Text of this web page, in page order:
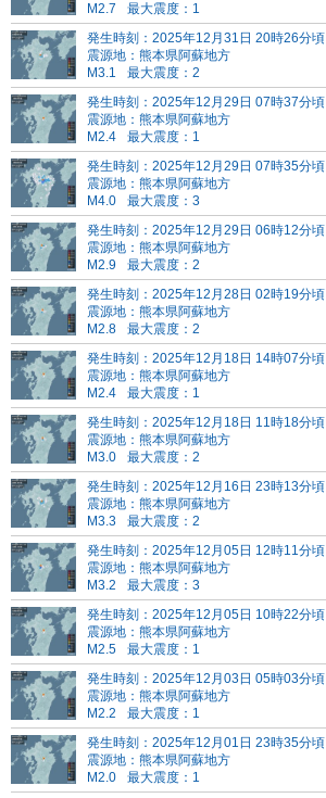
M2.7
最大震度：1
発生時刻：2025年12月31日 20時26分頃
震源地：熊本県阿蘇地方
M3.1
最大震度：2
発生時刻：2025年12月29日 07時37分頃
震源地：熊本県阿蘇地方
M2.4
最大震度：1
発生時刻：2025年12月29日 07時35分頃
震源地：熊本県阿蘇地方
M4.0
最大震度：3
発生時刻：2025年12月29日 06時12分頃
震源地：熊本県阿蘇地方
M2.9
最大震度：2
発生時刻：2025年12月28日 02時19分頃
震源地：熊本県阿蘇地方
M2.8
最大震度：2
発生時刻：2025年12月18日 14時07分頃
震源地：熊本県阿蘇地方
M2.4
最大震度：1
発生時刻：2025年12月18日 11時18分頃
震源地：熊本県阿蘇地方
M3.0
最大震度：2
発生時刻：2025年12月16日 23時13分頃
震源地：熊本県阿蘇地方
M3.3
最大震度：2
発生時刻：2025年12月05日 12時11分頃
震源地：熊本県阿蘇地方
M3.2
最大震度：3
発生時刻：2025年12月05日 10時22分頃
震源地：熊本県阿蘇地方
M2.5
最大震度：1
発生時刻：2025年12月03日 05時03分頃
震源地：熊本県阿蘇地方
M2.2
最大震度：1
発生時刻：2025年12月01日 23時35分頃
震源地：熊本県阿蘇地方
M2.0
最大震度：1